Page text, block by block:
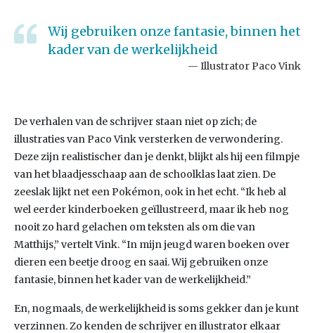
Wij gebruiken onze fantasie, binnen het
kader van de werkelijkheid
Illustrator Paco Vink
De verhalen van de schrijver staan niet op zich; de
illustraties van Paco Vink versterken de verwondering.
Deze zijn realistischer dan je denkt, blijkt als hij een filmpje
van het blaadjesschaap aan de schoolklas laat zien. De
zeeslak lijkt net een Pokémon, ook in het echt. “Ik heb al
wel eerder kinderboeken geïllustreerd, maar ik heb nog
nooit zo hard gelachen om teksten als om die van
Matthijs,” vertelt Vink. “In mijn jeugd waren boeken over
dieren een beetje droog en saai. Wij gebruiken onze
fantasie, binnen het kader van de werkelijkheid.”
En, nogmaals, de werkelijkheid is soms gekker dan je kunt
verzinnen. Zo kenden de schrijver en illustrator elkaar